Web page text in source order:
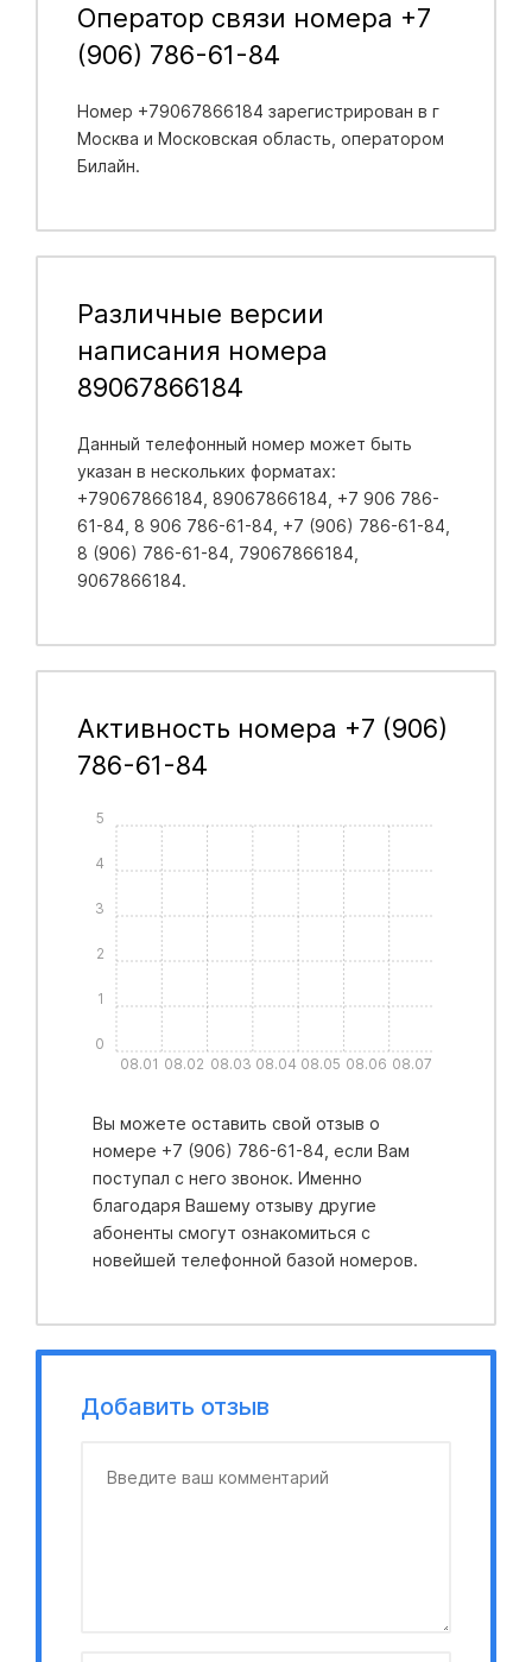
Оператор связи номера +7
(906) 786-61-84
Номер +79067866184 зарегистрирован в г
Москва и Московская область , оператором
Билайн.
Различные версии
написания номера
89067866184
Данный телефонный номер может быть
указан в нескольких форматах:
+79067866184, 89067866184, +7 906 786-
61-84, 8 906 786-61-84, +7 (906) 786-61-84,
8 (906) 786-61-84, 79067866184,
9067866184.
Активность номера +7 (906)
786-61-84
08.01 08.02 08.03 08.04 08.05 08.06 08.07
0
1
2
3
4
5
Вы можете оставить свой отзыв о
номере +7 (906) 786-61-84, если Вам
поступал с него звонок. Именно
благодаря Вашему отзыву другие
абоненты смогут ознакомиться с
новейшей телефонной базой номеров.
Добавить отзыв